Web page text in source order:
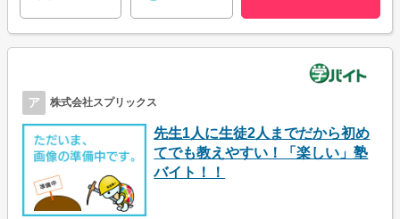
ア 株式会社スプリックス
先生1人に生徒2人までだから初め
てでも教えやすい！「楽しい」塾
バイト！！